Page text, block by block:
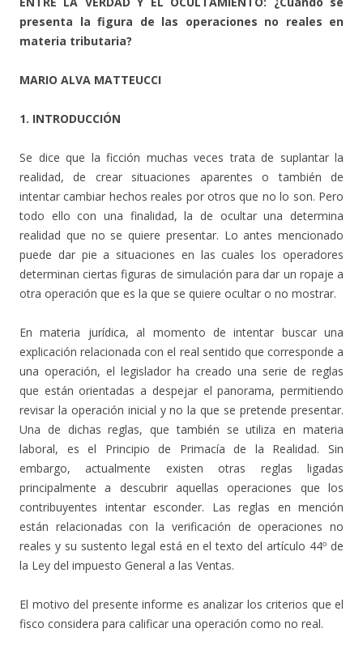
presenta la figura de las operaciones no reales en
materia tributaria?
MARIO ALVA MATTEUCCI
1. INTRODUCCIÓN
Se dice que la ficción muchas veces trata de suplantar la
realidad, de crear situaciones aparentes o también de
intentar cambiar hechos reales por otros que no lo son. Pero
todo ello con una finalidad, la de ocultar una determina
realidad que no se quiere presentar. Lo antes mencionado
puede dar pie a situaciones en las cuales los operadores
determinan ciertas figuras de simulación para dar un ropaje a
otra operación que es la que se quiere ocultar o no mostrar.
En materia jurídica, al momento de intentar buscar una
explicación relacionada con el real sentido que corresponde a
una operación, el legislador ha creado una serie de reglas
que están orientadas a despejar el panorama, permitiendo
revisar la operación inicial y no la que se pretende presentar.
Una de dichas reglas, que también se utiliza en materia
laboral, es el Principio de Primacía de la Realidad. Sin
embargo, actualmente existen otras reglas ligadas
principalmente a descubrir aquellas operaciones que los
contribuyentes intentar esconder. Las reglas en mención
están relacionadas con la verificación de operaciones no
reales y su sustento legal está en el texto del artículo 44º de
la Ley del impuesto General a las Ventas.
El motivo del presente informe es analizar los criterios que el
fisco considera para calificar una operación como no real.